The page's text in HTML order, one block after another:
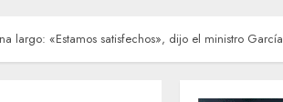
largo: «Estamos satisfechos», dijo el ministro García